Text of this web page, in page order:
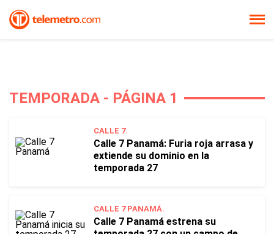
TEMPORADA - PÁGINA 1
CALLE 7.
Calle 7 Panamá: Furia roja arrasa y
extiende su dominio en la
temporada 27
CALLE 7 PANAMÁ.
Calle 7 Panamá estrena su